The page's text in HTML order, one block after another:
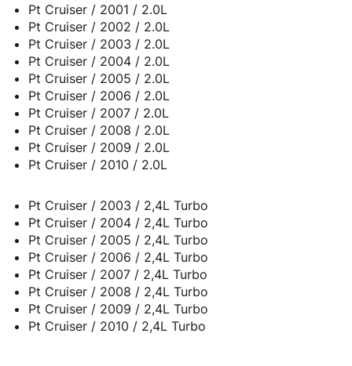
Pt Cruiser / 2001 / 2.0L
Pt Cruiser / 2002 / 2.0L
Pt Cruiser / 2003 / 2.0L
Pt Cruiser / 2004 / 2.0L
Pt Cruiser / 2005 / 2.0L
Pt Cruiser / 2006 / 2.0L
Pt Cruiser / 2007 / 2.0L
Pt Cruiser / 2008 / 2.0L
Pt Cruiser / 2009 / 2.0L
Pt Cruiser / 2010 / 2.0L
Pt Cruiser / 2003 / 2,4L Turbo
Pt Cruiser / 2004 / 2,4L Turbo
Pt Cruiser / 2005 / 2,4L Turbo
Pt Cruiser / 2006 / 2,4L Turbo
Pt Cruiser / 2007 / 2,4L Turbo
Pt Cruiser / 2008 / 2,4L Turbo
Pt Cruiser / 2009 / 2,4L Turbo
Pt Cruiser / 2010 / 2,4L Turbo